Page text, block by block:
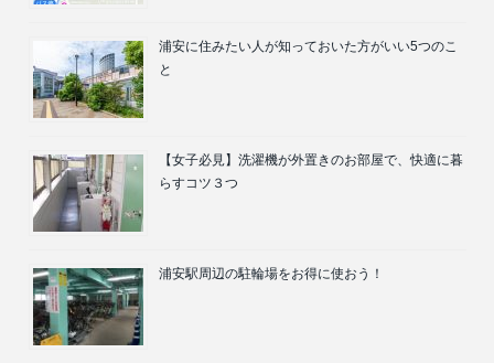
浦安に住みたい人が知っておいた方がいい5つのこ
と
【女子必見】洗濯機が外置きのお部屋で、快適に暮
らすコツ３つ
浦安駅周辺の駐輪場をお得に使おう！